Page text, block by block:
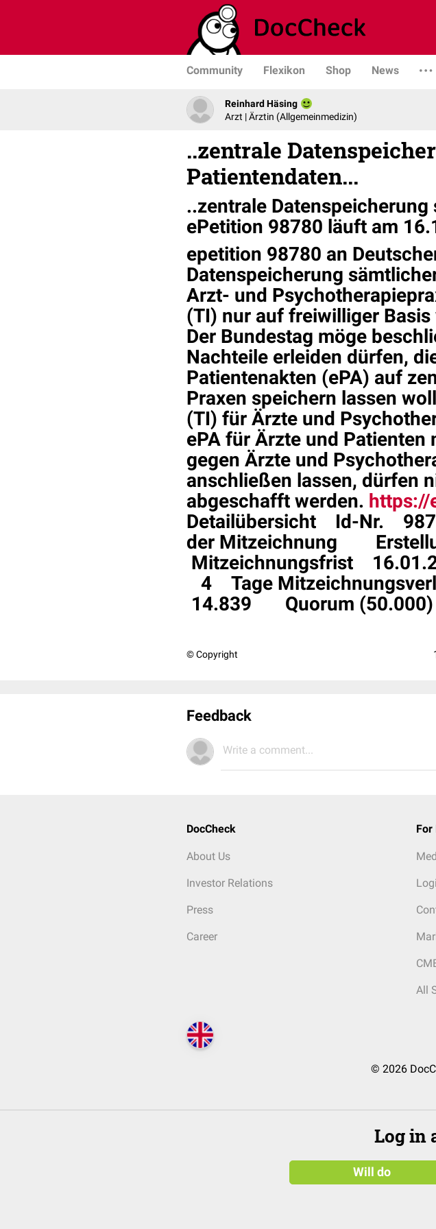
Community Flexikon Shop News
Reinhard Häsing
Arzt | Ärztin (Allgemeinmedizin)
..zentrale
Patientendaten...
..zentrale
ePetition 98780 läuft am
epetition 98780 an
Datenspeicherung
Arzt- und
(TI) nur auf freiwilliger
Der Bundestag möge
Nachteile erleiden dürfen,
Patientenakten (ePA) auf
Praxen speichern lassen
(TI) für Ärzte und
ePA für Ärzte und
gegen Ärzte und
anschließen lassen, dürfen
abgeschafft werden. https://
Detailübersicht Id-Nr.
der Mitzeichnung
Mitzeichnungsfrist
4 Tage
14.839 Quorum
© Copyright
Feedback
Write a comment...
DocCheck
About Us
Investor Relations
Press
Career
For
All
© 2026
Log in
Will do